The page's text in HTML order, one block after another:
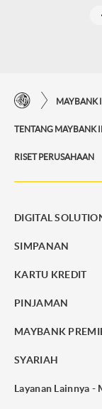
RISET PERUSAHAAN
DIGITAL
SIMPANAN
KARTU KREDIT
PINJAMAN
MAYBANK
SYARIAH
Layanan Lainnya -